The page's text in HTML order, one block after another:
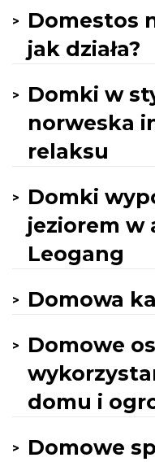
Domestos
jak działa?
Domki w
norweska
relaksu
Domki
jeziorem w
Leogang
Domowa
Domowe
domu i
Domowe